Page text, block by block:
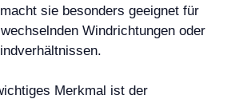
sie besonders geeignet für
Windrichtungen oder
Merkmal ist der